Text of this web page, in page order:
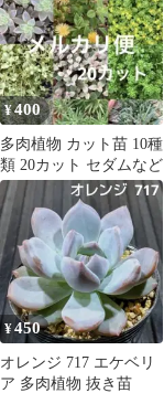
¥400
多肉植物 カット苗 10種
類 20カット セダムなど
¥450
オレンジ 717 エケベリ
ア 多肉植物 抜き苗